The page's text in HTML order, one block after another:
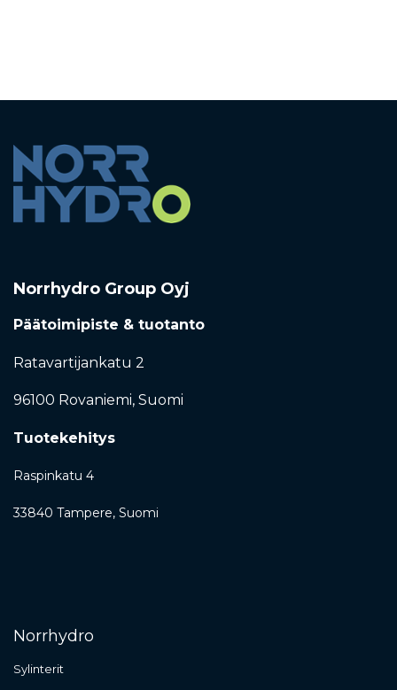
Norrhydro Group Oyj
Päätoimipiste & tuotanto
Ratavartijankatu 2
96100 Rovaniemi, Suomi
Tuotekehitys
Raspinkatu 4
33840 Tampere, Suomi
Norrhydro
Sylinterit